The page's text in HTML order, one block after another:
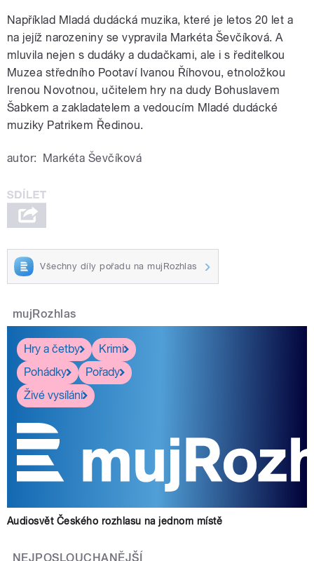
Například Mladá dudácká muzika, které je letos 20 let a
na jejíž narozeniny se vypravila Markéta Ševčíková. A
mluvila nejen s dudáky a dudačkami, ale i s ředitelkou
Muzea středního Pootaví Ivanou Říhovou, etnoložkou
Irenou Novotnou, učitelem hry na dudy Bohuslavem
Šabkem a zakladatelem a vedoucím Mladé dudácké
muziky Patrikem Ředinou.
autor: Markéta Ševčíková
Všechny díly pořadu na mujRozhlas
mujRozhlas
Hry a četby
Krimi
Pohádky
Pořady
Živé vysílání
Audiosvět Českého rozhlasu na jednom místě
NEJPOSLOUCHANĚJŠÍ